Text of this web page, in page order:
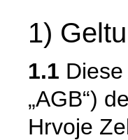
1)
1.1
„AGB“)
Hrvoje